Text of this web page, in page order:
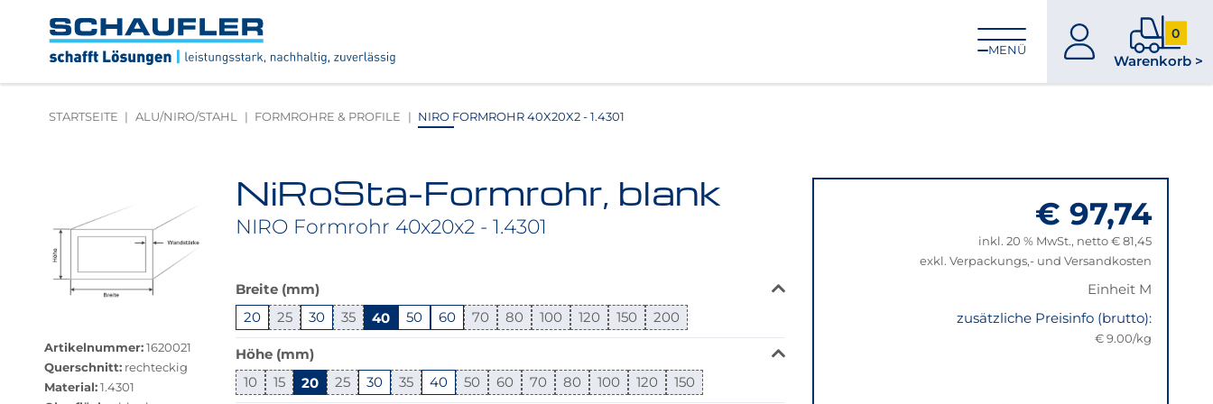
Hauptnavigation
Footernavigation
Logo
verlinkt
zur
MENÜ
zum
0
Warenkorb >
0
im
STARTSEITE ALU/NIRO/STAHL FORMROHRE & PROFILE NIRO FORMROHR 40X20X2 - 1.4301
überspringen
Artikelnummer:1620021
Querschnitt:rechteckig
Material:1.4301
NiRoSta-Formrohr, blank
NIRO Formrohr 40x20x2 - 1.4301
Das
Produkt
ist
in
dieser
Variante
Breite (mm)
20 25 30 35 40 50 60 70 80 100 120 150 200
Höhe (mm)
10 15 20 25 30 35 40 50 60 70 80 100 120 150
€ 97,74
inkl. 20 % MwSt., netto € 81,45
exkl. Verpackungs,- und Versandkosten
Einheit M
zusätzliche Preisinfo (brutto):
€ 9.00/kg